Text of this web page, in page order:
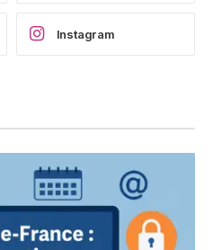
Instagram